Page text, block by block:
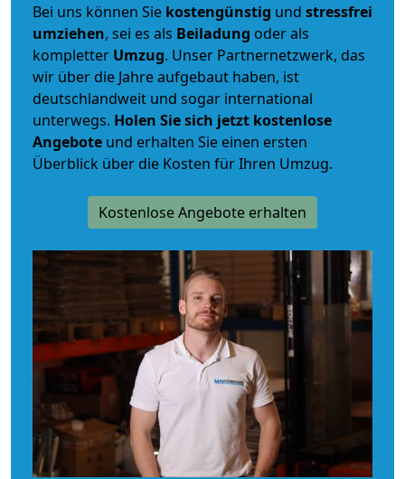
Bei uns können Sie kostengünstig und stressfrei
umziehen, sei es als Beiladung oder als
kompletter Umzug. Unser Partnernetzwerk, das
wir über die Jahre aufgebaut haben, ist
deutschlandweit und sogar international
unterwegs. Holen Sie sich jetzt kostenlose
Angebote und erhalten Sie einen ersten
Überblick über die Kosten für Ihren Umzug.
Kostenlose Angebote erhalten